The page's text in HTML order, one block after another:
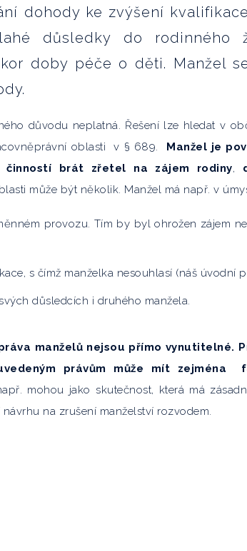
dohody ke zvýšení
důsledky do rodinného
doby péče o děti. Manžel
důvodu neplatná. Řešení lze hledat v
oblasti v § 689. Manžel je
činností brát zřetel na zájem rodiny,
může být několik. Manžel má např. v
provozu. Tím by byl ohrožen zájem
s čímž manželka nesouhlasí (náš úvodní
důsledcích i druhého manžela.
manželů nejsou přímo vynutitelné.
právům může mít zejména
mohou jako skutečnost, která má
na zrušení manželství rozvodem.